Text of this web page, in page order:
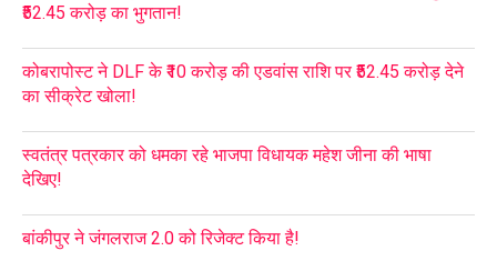
₹52.45 करोड़ का भुगतान!
कोबरापोस्ट ने DLF के ₹10 करोड़ की एडवांस राशि पर ₹52.45 करोड़ देने
का सीक्रेट खोला!
स्वतंत्र पत्रकार को धमका रहे भाजपा विधायक महेश जीना की भाषा
देखिए!
बांकीपुर ने जंगलराज 2.0 को रिजेक्ट किया है!